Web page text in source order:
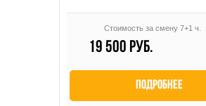
Стоимость за смену 7+1 ч.
19 500 руб.
Подробнее